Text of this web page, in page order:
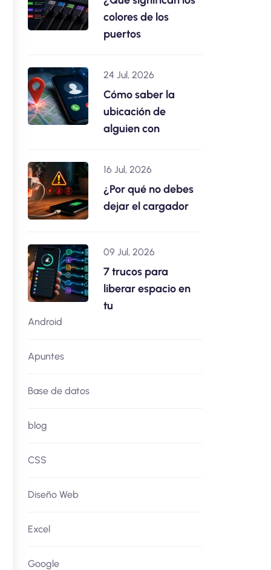
colores de los
puertos
24 Jul, 2026
Cómo saber la
ubicación de
alguien con
16 Jul, 2026
¿Por qué no debes
dejar el cargador
09 Jul, 2026
7 trucos para
liberar espacio en
tu
Android
Apuntes
Base de datos
blog
CSS
Diseño Web
Excel
Google